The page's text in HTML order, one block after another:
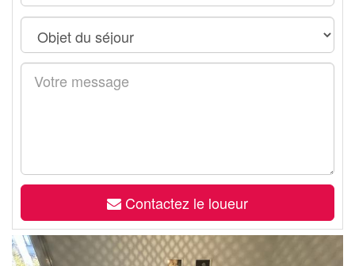
Contactez le loueur